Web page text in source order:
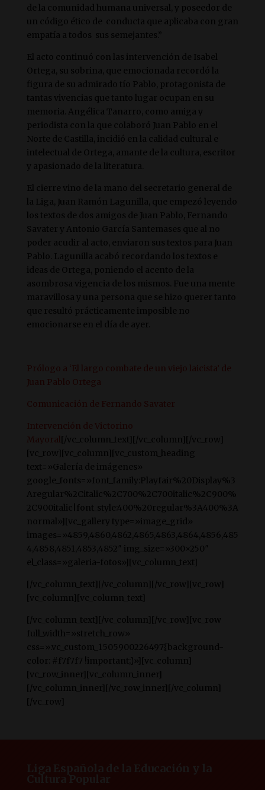
de la comunidad humana universal, y poseedor de
un código ético de conducta que aplicaba con gran
empatía a todos sus semejantes.”
El acto continuó con las intervención de Isabel
Ortega, su sobrina, que emocionada recordó la
figura de su admirado tío Pablo, protagonista de
tantas vivencias que tanto lugar ocupan en su
memoria. Angélica Tanarro, como amiga y
periodista con la que colaboró Juan Pablo en el
Norte de Castilla, incidió en la calidad cultural e
intelectual de Ortega, amante de la cultura, escritor
y apasionado de la literatura.
El cierre vino de la mano del secretario general de
la Liga, Juan Ramón Lagunilla, que empezó leyendo
los textos de dos amigos de Juan Pablo, Fernando
Savater y Antonio García Santemases que al no
poder acudir al acto, enviaron sus textos para Juan
Pablo. Lagunilla acabó recordando los textos e
ideas de Ortega, poniendo el acento de la
asombrosa vigencia de los mismos. Fue una mente
maravillosa y una persona que se hizo querer tanto
que resultó prácticamente imposible no
emocionarse en el día de ayer.
Prólogo a ‘El largo combate de un viejo laicista’ de
Juan Pablo Ortega
Comunicación de Fernando Savater
Intervención de Victorino
Mayoral [/vc_column_text][/vc_column][/vc_row]
[vc_row][vc_column][vc_custom_heading
text=»Galería de imágenes»
google_fonts=»font_family:Playfair%20Display%3
Aregular%2Citalic%2C700%2C700italic%2C900%
2C900italic|font_style:400%20regular%3A400%3A
normal»][vc_gallery type=»image_grid»
images=»4859,4860,4862,4865,4863,4864,4856,485
4,4858,4851,4853,4852″ img_size=»300×250″
el_class=»galeria-fotos»][vc_column_text]
[/vc_column_text][/vc_column][/vc_row][vc_row]
[vc_column][vc_column_text]
[/vc_column_text][/vc_column][/vc_row][vc_row
full_width=»stretch_row»
css=».vc_custom_1505900226497{background-
color: #f7f7f7 !important;}»][vc_column]
[vc_row_inner][vc_column_inner]
[/vc_column_inner][/vc_row_inner][/vc_column]
[/vc_row]